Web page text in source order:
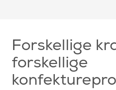
Forskellige
forskellige